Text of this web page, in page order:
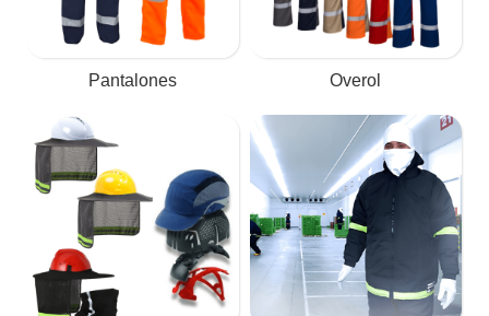
Pantalones Overol